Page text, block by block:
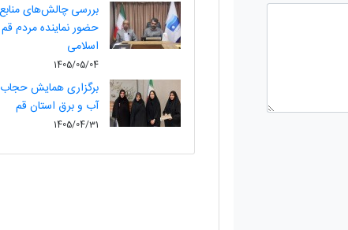
بررسی چالش‌های
حضور نماینده مردم
اسلامی
1405/05/04
برگزاری همایش
آب و برق استان قم
1405/04/31